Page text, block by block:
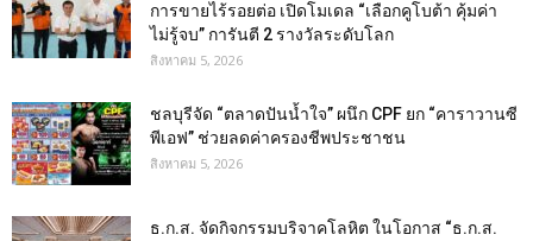
การขายไร้รอยต่อ เปิดโมเดล “เลือกคูโบต้า คุ้มค่า
ไม่รู้จบ” การันตี 2 รางวัลระดับโลก
สิงหาคม 5, 2026
ชลบุรีจัด “ตลาดปันน้ำใจ” ผนึก CPF ยก “คาราวานซี
พีเอฟ” ช่วยลดค่าครองชีพประชาชน
สิงหาคม 5, 2026
ธ.ก.ส. จัดกิจกรรมบริจาคโลหิต ในโอกาส “ธ.ก.ส.